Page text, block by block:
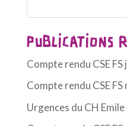
PUBLICATIONS
Compte rendu CSE FS
Compte rendu CSE
Urgences du CH